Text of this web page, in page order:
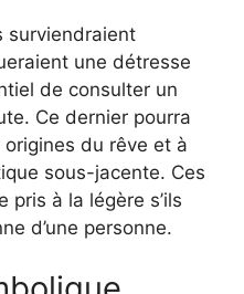
surviendraient
une détresse
de consulter un
Ce dernier pourra
du rêve et à
sous-jacente. Ces
pris à la légère s’ils
d’une personne.